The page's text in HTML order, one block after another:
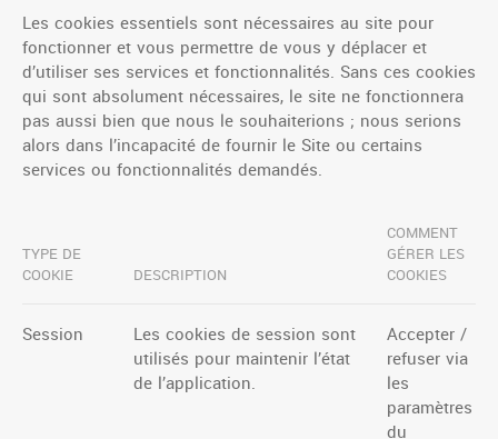
Les cookies essentiels sont nécessaires au site pour
fonctionner et vous permettre de vous y déplacer et
d’utiliser ses services et fonctionnalités. Sans ces cookies
qui sont absolument nécessaires, le site ne fonctionnera
pas aussi bien que nous le souhaiterions ; nous serions
alors dans l’incapacité de fournir le Site ou certains
services ou fonctionnalités demandés.
TYPE DE
COOKIE DESCRIPTION
COMMENT
GÉRER LES
COOKIES
Session Les cookies de session sont
utilisés pour maintenir l’état
de l’application.
Accepter /
refuser via
les
paramètres
du